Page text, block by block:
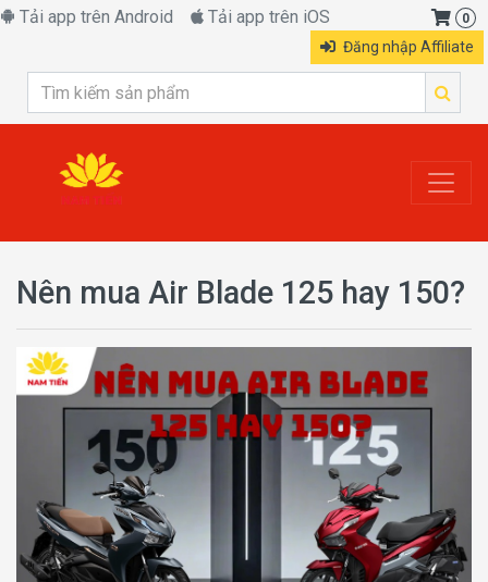
Tải app trên Android Tải app trên iOS
Đăng nhập Affiliate
0
Nên mua Air Blade 125 hay 150?